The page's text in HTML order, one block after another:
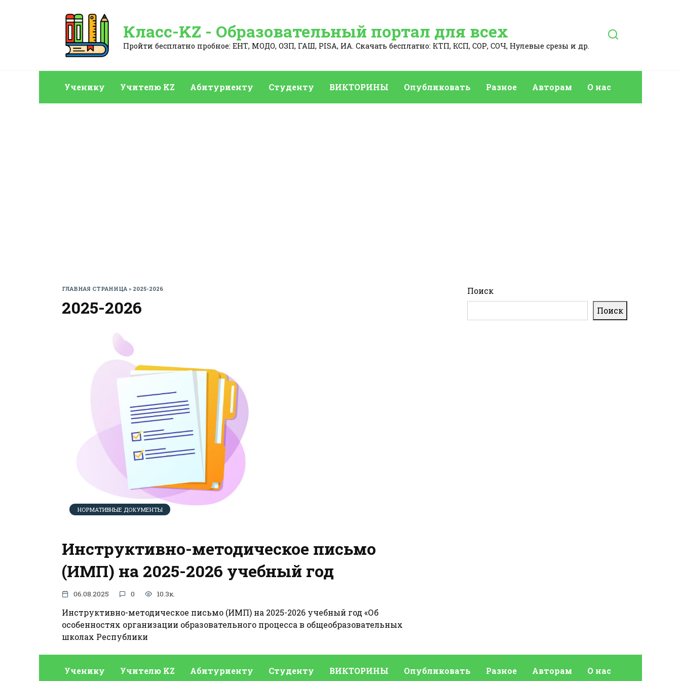
Класс-KZ - Образовательный портал для всех
Пройти бесплатно пробное: ЕНТ, МОДО, ОЗП, ГАШ, PISA, ИА. Скачать бесплатно: КТП, КСП, СОР, СОЧ, Нулевые срезы и др.
Ученику Учителю KZ Абитуриенту Студенту ВИКТОРИНЫ Опубликовать Разное Авторам О нас
ГЛАВНАЯ СТРАНИЦА» 2025-2026
2025-2026
НОРМАТИВНЫЕ ДОКУМЕНТЫ
Инструктивно-методическое письмо
(ИМП) на 2025-2026 учебный год
06.08.2025 0 10.3к.
Инструктивно-методическое письмо (ИМП) на 2025-2026 учебный год «Об
особенностях организации образовательного процесса в общеобразовательных
школах Республики
Поиск
Поиск
Ученику Учителю KZ Абитуриенту Студенту ВИКТОРИНЫ Опубликовать Разное Авторам О нас